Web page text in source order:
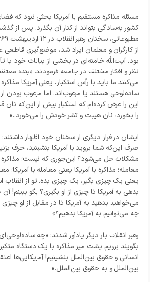
مسئله مذاکره مستقیم با آمریکا بحثی نبود که
کشور به‌سادگی بتواند از کنار آن بگذرد. پس از
از کارگران و معلمان ایراد شد، موضع‌گیری قاطعی
بود. آیت‌الله خامنه‌ای در بخشی از بیانات خود با
نظر و افکار مختلف در جامعه فرمودند: «بنده
می‌کنند ما باید با رأس استکبار، یعنى آمریکا مذاکره
ساده‌لوحى هستند یا مرعوب‌اند. اما مرعوب بودن
این را عرض کرده‌ام که استکبار بیش از این‌که
را بخورد، نان هیبت و تشر خودش را می‌خورد..»
ایشان در فراز دیگری از سخنان خود اظهار
صِرف این‌که شما بروید با آمریکا بنشینید، حرف
مشکلات حل می‌شود؟ این‌جورى که نیست؛
معامله؛ مذاکره با آمریکا یعنى معامله با آمریکا؛
یعنى یک چیزى بگیر، یک چیزى بده. تو از
بدهى به آمریکا تا چیزى از او بگیرى؟ بگو ببینم!
می‌خواهید بدهید به آمریکا تا در مقابل از او
چه می‌توانیم به آمریکا بدهیم؟»
رهبر انقلاب بار دیگر یادآور شدند: «چه
بگویند برویم پشت میز مذاکره با یک دستگاه
انسانى و حقوق بین‌الملل بنشینیم! آمریکایى‌ها
بین‌الملل و به حقوق بین‌الملل.»